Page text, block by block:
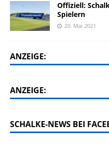
Offiziell:
Spielern
20. Mai 2021
ANZEIGE:
ANZEIGE:
SCHALKE-NEWS BEI